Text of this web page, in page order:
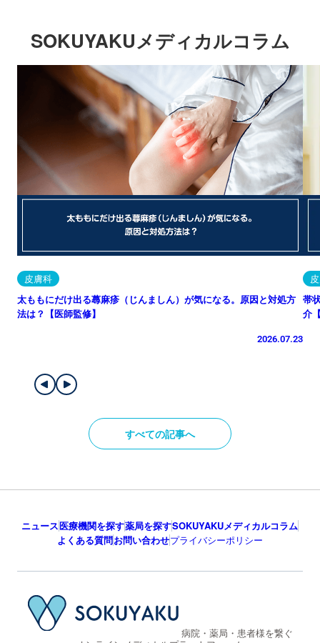
SOKUYAKUメディカルコラム
皮膚科
太ももにだけ出る蕁麻疹（じんましん）が気になる。原因と対処方
法は？【医師監修】
2026.07.23
帯
介
すべての記事へ
ニュース医療機関を探す薬局を探すSOKUYAKUメディカルコラム
よくある質問お問い合わせプライバシーポリシー
病院・薬局・患者様を繋ぐ